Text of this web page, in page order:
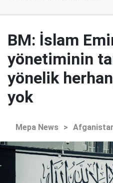
BM: İslam
yönetiminin
yönelik
yok
Mepa News >